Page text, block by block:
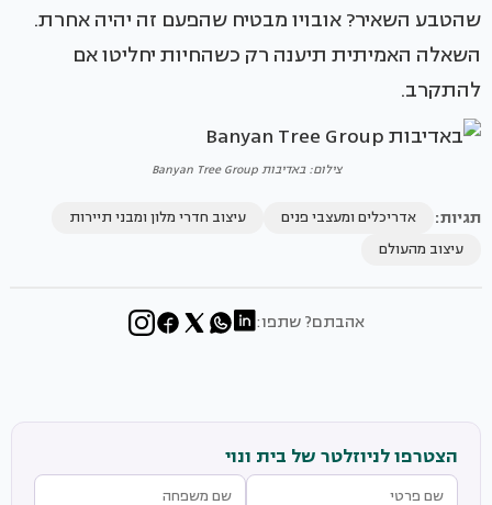
שהטבע השאיר? אובויו מבטיח שהפעם זה יהיה אחרת.
השאלה האמיתית תיענה רק כשהחיות יחליטו אם
להתקרב.
צילום: באדיבות Banyan Tree Group
תגיות: אדריכלים ומעצבי פנים
עיצוב חדרי מלון ומבני תיירות
עיצוב מהעולם
אהבתם? שתפו:
הצטרפו לניוזלטר של בית ונוי